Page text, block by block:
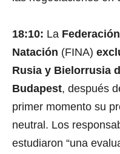
18:10: La
Natación (FINA)
Rusia y Bielorrusia
Budapest, después
primer momento su
neutral. Los
estudiaron “una